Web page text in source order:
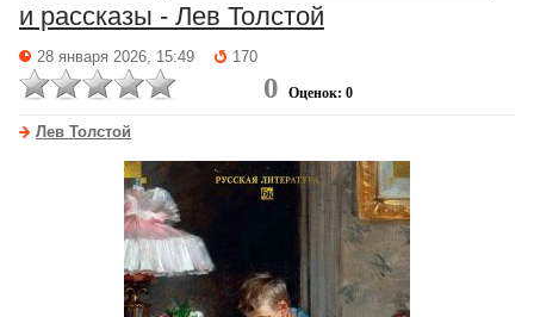
и рассказы - Лев Толстой
28 января 2026, 15:49 170
0 Оценок: 0
Лев Толстой